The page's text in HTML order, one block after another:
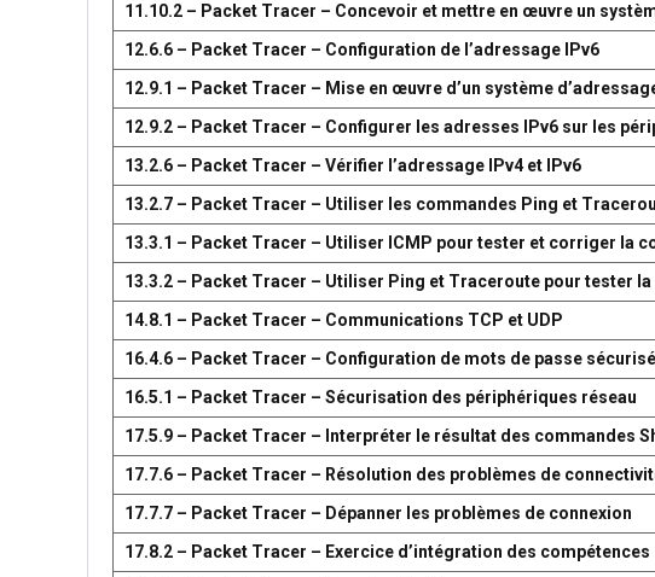
11.10.2 – Packet Tracer – Concevoir et mettre en œuvre un
12.6.6 – Packet Tracer – Configuration de l’adressage IPv6
12.9.1 – Packet Tracer – Mise en œuvre d’un système
12.9.2 – Packet Tracer – Configurer les adresses IPv6 sur les
13.2.6 – Packet Tracer – Vérifier l’adressage IPv4 et IPv6
13.2.7 – Packet Tracer – Utiliser les commandes Ping et
13.3.1 – Packet Tracer – Utiliser ICMP pour tester et corriger la
13.3.2 – Packet Tracer – Utiliser Ping et Traceroute pour tester
14.8.1 – Packet Tracer – Communications TCP et UDP
16.4.6 – Packet Tracer – Configuration de mots de passe
16.5.1 – Packet Tracer – Sécurisation des périphériques réseau
17.5.9 – Packet Tracer – Interpréter le résultat des commandes
17.7.6 – Packet Tracer – Résolution des problèmes de
17.7.7 – Packet Tracer – Dépanner les problèmes de connexion
17.8.2 – Packet Tracer – Exercice d’intégration des compétences